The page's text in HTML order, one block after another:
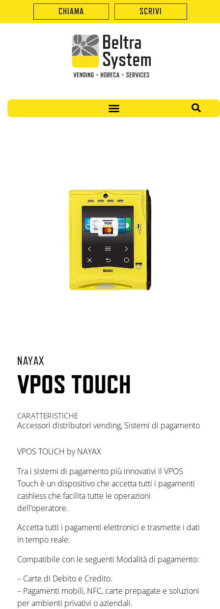
CHIAMA SCRIVI
NAYAX
VPOS TOUCH
CARATTERISTICHE
Accessori distributori vending, Sistemi di pagamento
VPOS TOUCH by NAYAX
Tra i sistemi di pagamento più innovativi il VPOS
Touch è un dispositivo che accetta tutti i pagamenti
cashless che facilita tutte le operazioni
dell’operatore.
Accetta tutti i pagamenti elettronici e trasmette i dati
in tempo reale.
Compatibile con le seguenti Modalità di pagamento:
– Carte di Debito e Credito.
– Pagamenti mobili, NFC, carte prepagate e soluzioni
per ambienti privativi o aziendali.